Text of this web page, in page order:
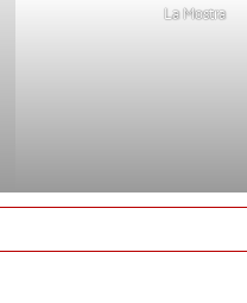
La Mostra